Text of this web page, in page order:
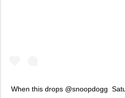
When this drops @snoopdogg